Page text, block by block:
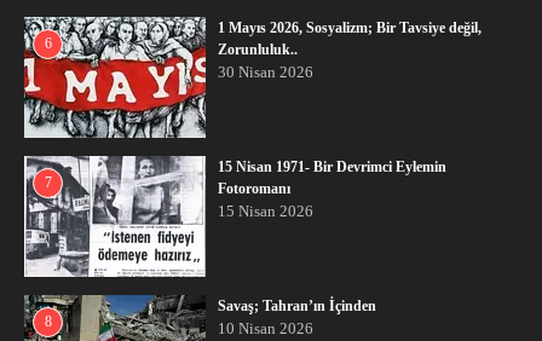
6
1 Mayıs 2026, Sosyalizm; Bir Tavsiye değil,
Zorunluluk..
30 Nisan 2026
7
15 Nisan 1971- Bir Devrimci Eylemin
Fotoromanı
15 Nisan 2026
8
Savaş; Tahran’ın İçinden
10 Nisan 2026